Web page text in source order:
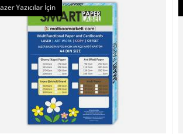
Yazıcılar İçin